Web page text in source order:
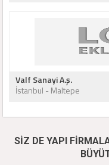
Valf Sanayi A.ş.
İstanbul - Maltepe
SİZ DE YAPI